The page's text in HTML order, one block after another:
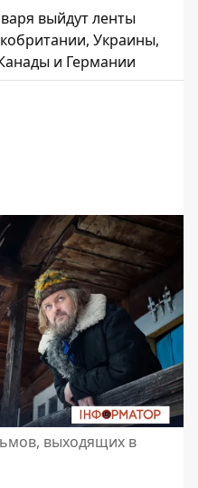
выйдут ленты
Украины,
и Германии
выходящих в